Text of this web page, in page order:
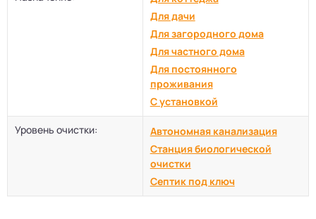
Для дачи
Для загородного дома
Для частного дома
Для постоянного
проживания
С установкой
Уровень очистки:
Автономная канализация
Станция биологической
очистки
Септик под ключ